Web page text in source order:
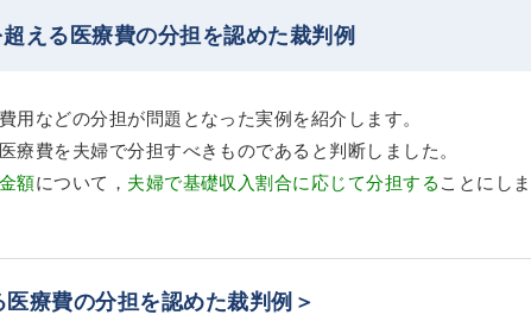
える医療費の分担を認めた裁判例
用などの分担が問題となった実例を紹介します。
療費を夫婦で分担すべきものであると判断しました。
額について， 夫婦で基礎収入割合に応じて分担することにしま
療費の分担を認めた裁判例＞